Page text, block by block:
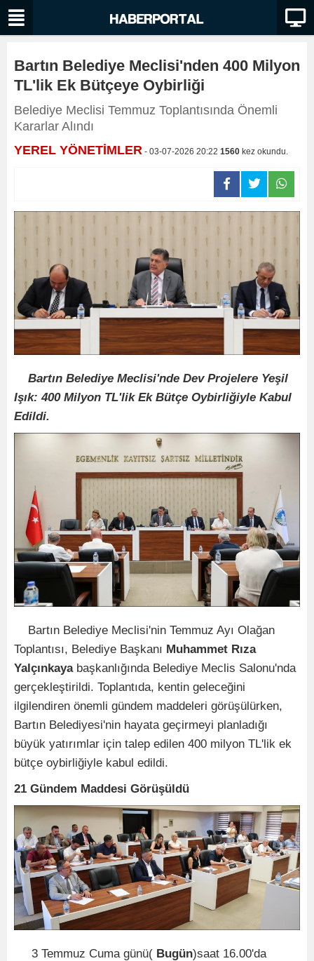
Bartın Belediye Meclisi'nden 400 Milyon
TL'lik Ek Bütçeye Oybirliği
Belediye Meclisi Temmuz Toplantısında Önemli
Kararlar Alındı
YEREL YÖNETİMLER - 03-07-2026 20:22 1560 kez okundu.
Bartın Belediye Meclisi'nde Dev Projelere Yeşil
Işık: 400 Milyon TL'lik Ek Bütçe Oybirliğiyle Kabul
Edildi.
Bartın Belediye Meclisi'nin Temmuz Ayı Olağan
Toplantısı, Belediye Başkanı Muhammet Rıza
Yalçınkaya başkanlığında Belediye Meclis Salonu'nda
gerçekleştirildi. Toplantıda, kentin geleceğini
ilgilendiren önemli gündem maddeleri görüşülürken,
Bartın Belediyesi'nin hayata geçirmeyi planladığı
büyük yatırımlar için talep edilen 400 milyon TL'lik ek
bütçe oybirliğiyle kabul edildi.
21 Gündem Maddesi Görüşüldü
3 Temmuz Cuma günü( Bugün)saat 16.00'da